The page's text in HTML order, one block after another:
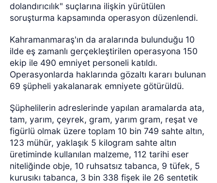
dolandırıcılık" suçlarına ilişkin yürütülen
soruşturma kapsamında operasyon düzenlendi.
Kahramanmaraş'ın da aralarında bulunduğu 10
ilde eş zamanlı gerçekleştirilen operasyona 150
ekip ile 490 emniyet personeli katıldı.
Operasyonlarda haklarında gözaltı kararı bulunan
69 şüpheli yakalanarak emniyete götürüldü.
Şüphelilerin adreslerinde yapılan aramalarda ata,
tam, yarım, çeyrek, gram, yarım gram, reşat ve
figürlü olmak üzere toplam 10 bin 749 sahte altın,
123 mühür, yaklaşık 5 kilogram sahte altın
üretiminde kullanılan malzeme, 112 tarihi eser
niteliğinde obje, 10 ruhsatsız tabanca, 9 tüfek, 5
kurusıkı tabanca, 3 bin 338 fişek ile 26 sentetik